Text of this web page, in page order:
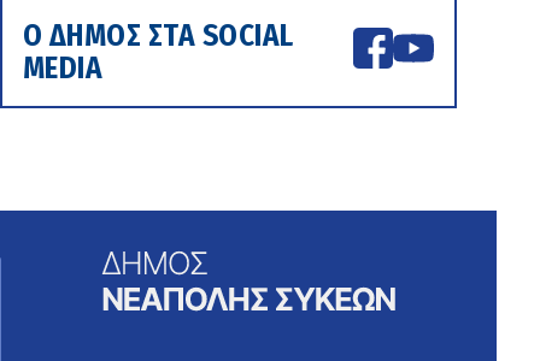
Ο ΔΗΜΟΣ ΣΤΑ SOCIAL
MEDIA